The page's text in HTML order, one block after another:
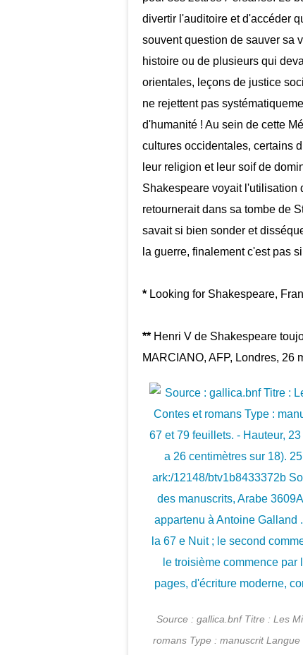
divertir l'auditoire et d'accéder
souvent question de sauver sa
histoire ou de plusieurs qui
orientales, leçons de justice
ne rejettent pas
d'humanité ! Au sein de cette
cultures occidentales, certains
leur religion et leur soif de
Shakespeare voyait l'utilisation
retournerait dans sa tombe de
savait si bien sonder et
la guerre, finalement c'est pas
* Looking for Shakespeare,
** Henri V de Shakespeare
MARCIANO, AFP, Londres, 26
Source : gallica.bnf Titre : Les
romans Type : manuscrit